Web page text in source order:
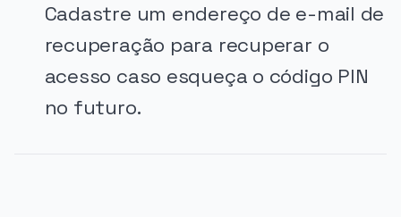
Cadastre um endereço de e-mail de
recuperação para recuperar o
acesso caso esqueça o código PIN
no futuro.